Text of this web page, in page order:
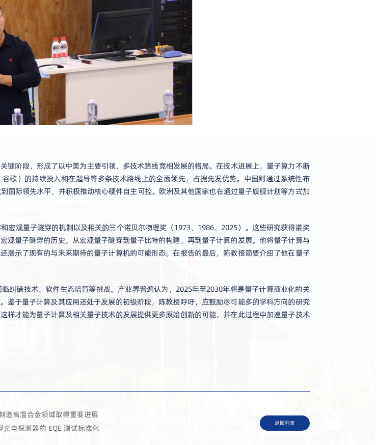
键阶段，形成了以中美为主要引领、多技术路线竞相发展的格局。在技术进展上，量子算力不断
歌）的持续投入和在超导等多条技术路线上的全面领先，占据先发优势。中国则通过系统性布
际领先水平，并积极推动核心硬件自主可控。欧洲及其他国家也在通过量子旗舰计划等方式加
宏观量子隧穿的机制以及相关的三个诺贝尔物理奖（1973、1986、2025）。这些研究获得诺奖
观量子隧穿的历史，从宏观量子隧穿到量子比特的构建，再到量子计算的发展。他将量子计算与
示了现有的与未来期待的量子计算机的可能形态。在报告的最后，陈教授简要介绍了他在量子
纠错技术、软件生态培育等挑战。产业界普遍认为，2025年至2030年将是量子计算商业化的关
于量子计算及其应用还处于发展的初级阶段，陈教授呼吁，应鼓励尽可能多的学科方向的研究
样才能为量子计算及相关量子技术的发展提供更多原始创新的可能，并在此过程中加速量子技术
造高温合金领域取得重要进展
电探测器的 EQE 测试标准化
返回列表